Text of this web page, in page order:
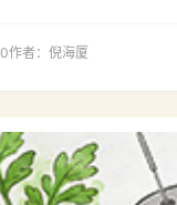
作者：倪海厦